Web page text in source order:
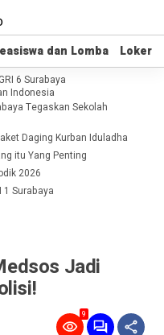
dan Lomba Loker
dan Lomba Loker
6 Surabaya
Indonesia
Tegaskan Sekolah
Daging Kurban Iduladha
itu Yang Penting
2026
1 Surabaya
Jadi
9